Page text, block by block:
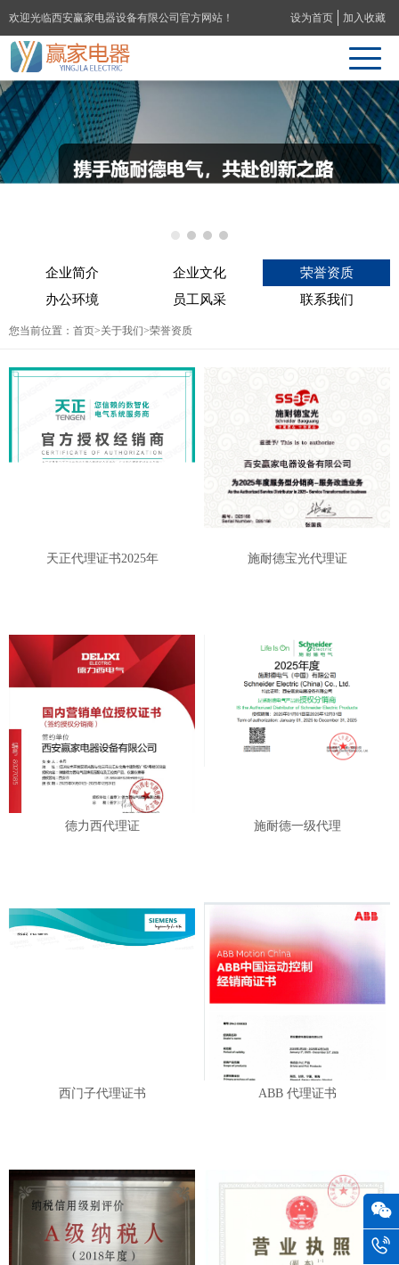
欢迎光临西安赢家电器设备有限公司官方网站！ 设为首页 加入收藏
企业简介 企业文化
荣誉资质
办公环境
员工风采 联系我们
您当前位置： 首页>关于我们>荣誉资质
天正代理证书2025年 施耐德宝光代理证
德力西代理证 施耐德一级代理
西门子代理证书 ABB 代理证书